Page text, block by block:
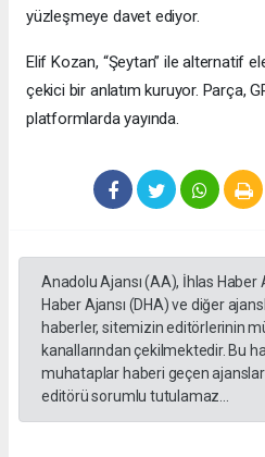
yüzleşmeye davet ediyor.
Elif Kozan, “Şeytan” ile alternatif
çekici bir anlatım kuruyor. Parça,
platformlarda yayında.
Anadolu Ajansı (AA), İhlas Haber
Haber Ajansı (DHA) ve diğer
haberler, sitemizin editörlerinin
kanallarından çekilmektedir. Bu
muhataplar haberi geçen
editörü sorumlu tutulamaz...